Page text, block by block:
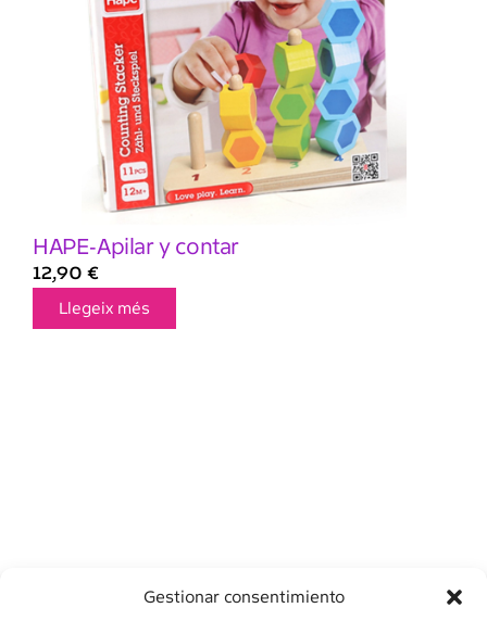
Gestionar consentimiento
HAPE-Apilar y contar
12,90 €
Llegeix més